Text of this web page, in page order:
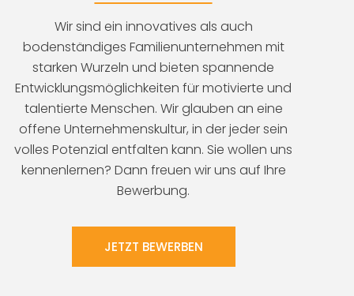
Wir sind ein innovatives als auch
bodenständiges Familienunternehmen mit
starken Wurzeln und bieten spannende
Entwicklungsmöglichkeiten für motivierte und
talentierte Menschen. Wir glauben an eine
offene Unternehmenskultur, in der jeder sein
volles Potenzial entfalten kann. Sie wollen uns
kennenlernen? Dann freuen wir uns auf Ihre
Bewerbung.
JETZT BEWERBEN